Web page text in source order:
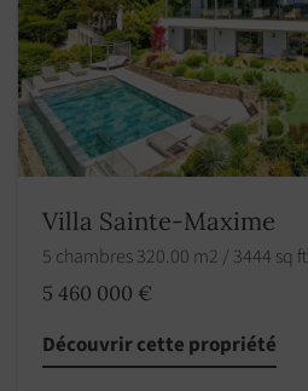
Villa Sainte-Maxime
5 chambres 320.00 m2 / 3444 sq ft
5 460 000 €
Découvrir cette propriété